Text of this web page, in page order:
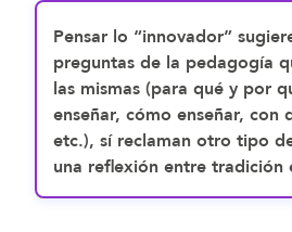
Pensar lo “innovador”
preguntas de la pedagogía
las mismas(para qué y por
enseñar, cómo enseñar, con
etc.), sí reclaman otro tipo
una reflexión entre tradición